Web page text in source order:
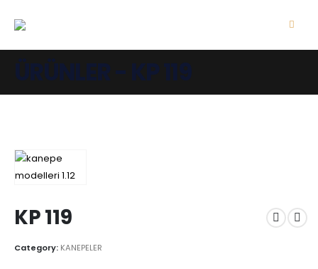
ÜRÜNLER - KP 119
KP 119
Category: KANEPELER